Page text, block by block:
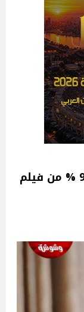
محمد رمضان ينتهي من تصوير 90 % من فيلم